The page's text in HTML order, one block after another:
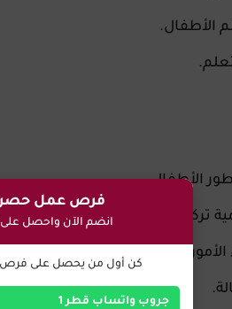
الأطفال.
تركز على اللعب.
فرص عمل
انضم الآن واحصل
كن أول من يحصل على
جروب واتساب قطر 1